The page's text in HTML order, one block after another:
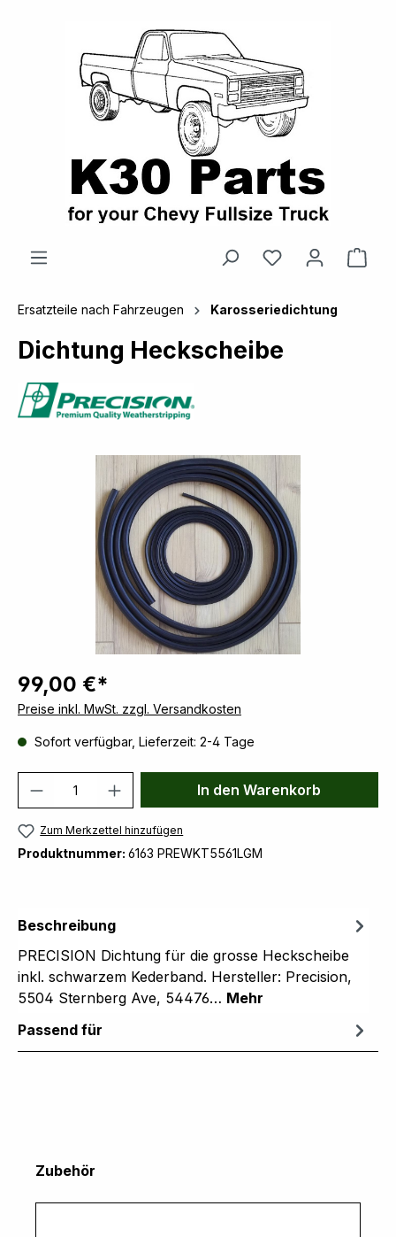
Ersatzteile nach Fahrzeugen Karosseriedichtung
Dichtung Heckscheibe
Bildergalerie überspringen
99,00 €*
Preise inkl. MwSt. zzgl. Versandkosten
Sofort verfügbar, Lieferzeit: 2-4 Tage
Produkt Anzahl: Gib denIn den Warenkorb
Zum Merkzettel hinzufügen
Produktnummer: 6163 PREWKT5561LGM
Beschreibung
PRECISION Dichtung für die grosse Heckscheibe
inkl. schwarzem Kederband. Hersteller: Precision,
5504 Sternberg Ave, 54476… Mehr
Passend für
Produktgalerie überspringen
Zubehör